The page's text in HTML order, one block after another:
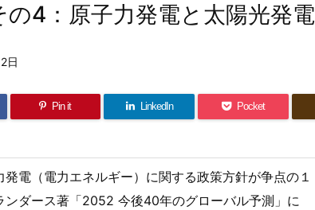
4：原子力発電と太陽光発電
日
Pin it LinkedIn Pocket
電（電力エネルギー）に関する政策方針が争点の１
ンダース著「2052 今後40年のグローバル予測」に